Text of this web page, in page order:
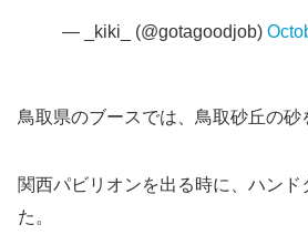
— _kiki_ (@gotagoodjob)
鳥取県のブースでは、鳥取砂丘の砂
関西パビリオンを出る時に、ハンド
た。